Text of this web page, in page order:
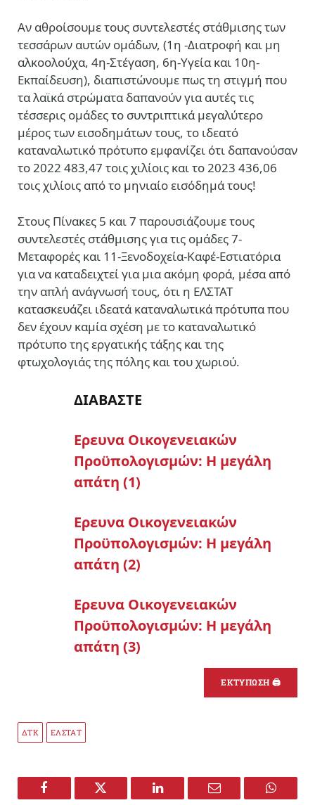
Αν αθροίσουμε τους συντελεστές στάθμισης των
τεσσάρων αυτών ομάδων, (1η -Διατροφή και μη
αλκοολούχα, 4η-Στέγαση, 6η-Υγεία και 10η-
Εκπαίδευση), διαπιστώνουμε πως τη στιγμή που
τα λαϊκά στρώματα δαπανούν για αυτές τις
τέσσερις ομάδες το συντριπτικά μεγαλύτερο
μέρος των εισοδημάτων τους, το ιδεατό
καταναλωτικό πρότυπο εμφανίζει ότι δαπανούσαν
το 2022 483,47 τοις χιλίοις και το 2023 436,06
τοις χιλίοις από το μηνιαίο εισόδημά τους!
Στους Πίνακες 5 και 7 παρουσιάζουμε τους
συντελεστές στάθμισης για τις ομάδες 7-
Μεταφορές και 11-Ξενοδοχεία-Καφέ-Εστιατόρια
για να καταδειχτεί για μια ακόμη φορά, μέσα από
την απλή ανάγνωσή τους, ότι η ΕΛΣΤΑΤ
κατασκευάζει ιδεατά καταναλωτικά πρότυπα που
δεν έχουν καμία σχέση με το καταναλωτικό
πρότυπο της εργατικής τάξης και της
φτωχολογιάς της πόλης και του χωριού.
ΔΙΑΒΑΣΤΕ
Ερευνα Οικογενειακών
Προϋπολογισμών: Η μεγάλη
απάτη (1)
Ερευνα Οικογενειακών
Προϋπολογισμών: Η μεγάλη
απάτη (2)
Ερευνα Οικογενειακών
Προϋπολογισμών: Η μεγάλη
απάτη (3)
ΕΚΤΥΠΩΣΗ 🖨
ΔΤΚ ΕΛΣΤΑΤ
Facebook Twitter LinkedIn Email